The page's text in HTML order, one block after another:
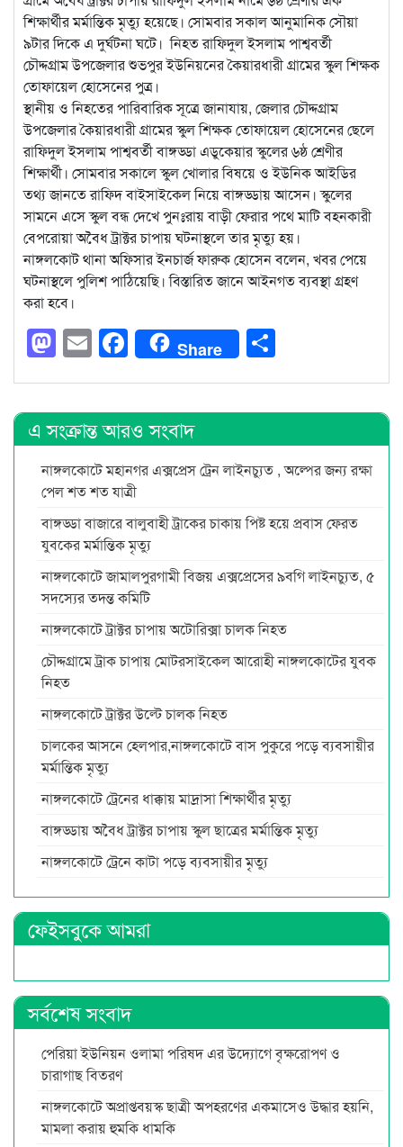
শিক্ষার্থীর মর্মান্তিক মৃত্যু হয়েছে। সোমবার সকাল আনুমানিক সৌয়া
৯টার দিকে এ দুর্ঘটনা ঘটে। নিহত রাফিদুল ইসলাম পাশ্ববর্তী
চৌদ্দগ্রাম উপজেলার শুভপুর ইউনিয়নের কৈয়ারধারী গ্রামের স্কুল শিক্ষক
তোফায়েল হোসেনের পুত্র।
স্থানীয় ও নিহতের পারিবারিক সূত্রে জানাযায়, জেলার চৌদ্দগ্রাম
উপজেলার কৈয়ারধারী গ্রামের স্কুল শিক্ষক তোফায়েল হোসেনের ছেলে
রাফিদুল ইসলাম পাশ্ববর্তী বাঙ্গড্ডা এডুকেয়ার স্কুলের ৬ষ্ঠ শ্রেণীর
শিক্ষার্থী। সোমবার সকালে স্কুল খোলার বিষয়ে ও ইউনিক আইডির
তথ্য জানতে রাফিদ বাইসাইকেল নিয়ে বাঙ্গড্ডায় আসেন। স্কুলের
সামনে এসে স্কুল বন্ধ দেখে পুনঃরায় বাড়ী ফেরার পথে মাটি বহনকারী
বেপরোয়া অবৈধ ট্রাক্টর চাপায় ঘটনাস্থলে তার মৃত্যু হয়।
নাঙ্গলকোট থানা অফিসার ইনচার্জ ফারুক হোসেন বলেন, খবর পেয়ে
ঘটনাস্থলে পুলিশ পাঠিয়েছি। বিস্তারিত জানে আইনগত ব্যবস্থা গ্রহণ
করা হবে।
Mastodon
EmailFacebook
Share
এ সংক্রান্ত আরও সংবাদ
নাঙ্গলকোটে মহানগর এক্সপ্রেস ট্রেন লাইনচ্যুত , অল্পের জন্য রক্ষা
পেল শত শত যাত্রী
বাঙ্গড্ডা বাজারে বালুবাহী ট্রাকের চাকায় পিষ্ট হয়ে প্রবাস ফেরত
যুবকের মর্মান্তিক মৃত্যু
নাঙ্গলকোটে জামালপুরগামী বিজয় এক্সপ্রেসের ৯বগি লাইনচ্যুত, ৫
সদস্যের তদন্ত কমিটি
নাঙ্গলকোটে ট্রাক্টর চাপায় অটোরিক্সা চালক নিহত
চৌদ্দগ্রামে ট্রাক চাপায় মোটরসাইকেল আরোহী নাঙ্গলকোটের যুবক
নিহত
নাঙ্গলকোটে ট্রাক্টর উল্টে চালক নিহত
চালকের আসনে হেলপার,নাঙ্গলকোটে বাস পুকুরে পড়ে ব্যবসায়ীর
মর্মান্তিক মৃত্যু
নাঙ্গলকোটে ট্রেনের ধাক্কায় মাদ্রাসা শিক্ষার্থীর মৃত্যু
বাঙ্গড্ডায় অবৈধ ট্রাক্টর চাপায় স্কুল ছাত্রের মর্মান্তিক মৃত্যু
নাঙ্গলকোটে ট্রেনে কাটা পড়ে ব্যবসায়ীর মৃত্যু
ফেইসবুকে আমরা
সর্বশেষ সংবাদ
পেরিয়া ইউনিয়ন ওলামা পরিষদ এর উদ্যোগে বৃক্ষরোপণ ও
চারাগাছ বিতরণ
নাঙ্গলকোটে অপ্রাপ্তবয়স্ক ছাত্রী অপহরণের একমাসেও উদ্ধার হয়নি,
মামলা করায় হুমকি ধামকি